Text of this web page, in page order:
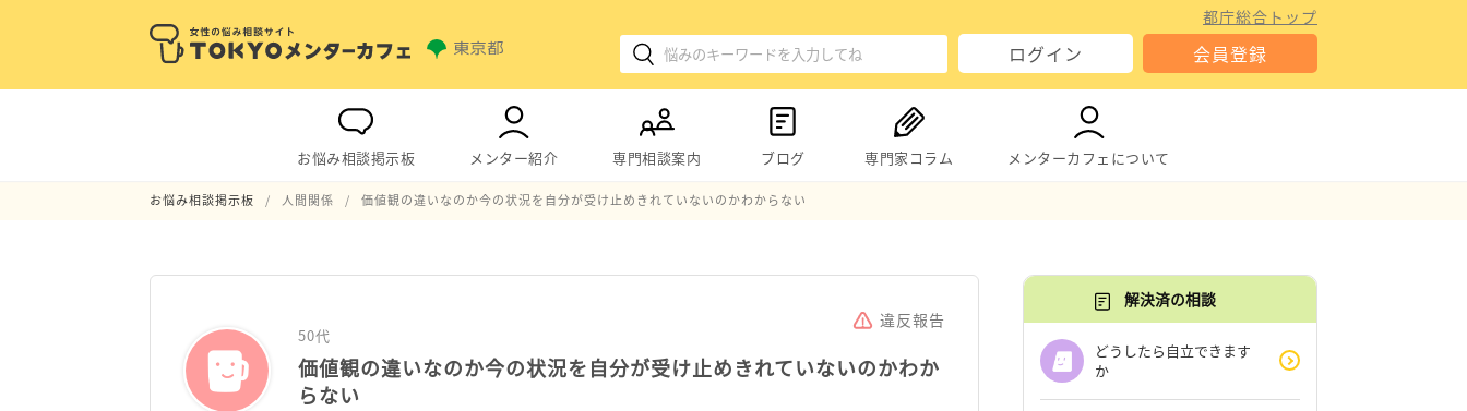
都庁総合トップ
ログイン 会員登録
お悩み相談掲示板 メンター紹介 専門相談案内 ブログ 専門家コラム メンターカフェについて
お悩み相談掲示板 人間関係 価値観の違いなのか今の状況を自分が受け止めきれていないのかわからない
違反報告
50代
価値観の違いなのか今の状況を自分が受け止めきれていないのかわか
らない
解決済の相談
どうしたら自立できます
か